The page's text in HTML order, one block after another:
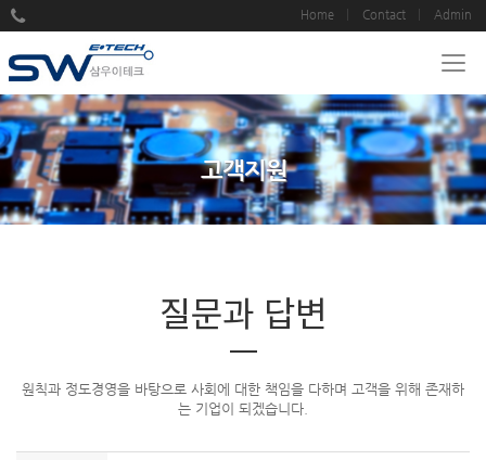
Home Contact Admin
고객지원
질문과 답변
원칙과 정도경영을 바탕으로 사회에 대한 책임을 다하며 고객을 위해 존재하
는 기업이 되겠습니다.